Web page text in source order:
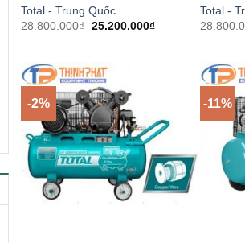
Total - Trung Quốc
28.800.000₫ Giá
25.200.000₫Giá
25.200.000₫.
Total -
-2% -11%